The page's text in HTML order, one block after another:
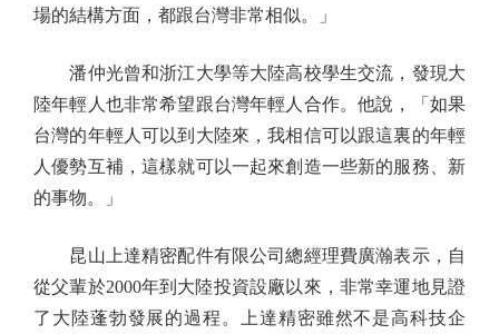
場的結構方面，都跟台灣非常相似。」
潘仲光曾和浙江大學等大陸高校學生交流，發現大
陸年輕人也非常希望跟台灣年輕人合作。他說，「如果
台灣的年輕人可以到大陸來，我相信可以跟這裏的年輕
人優勢互補，這樣就可以一起來創造一些新的服務、新
的事物。」
昆山上達精密配件有限公司總經理費廣瀚表示，自
從父輩於2000年到大陸投資設廠以來，非常幸運地見證
了大陸蓬勃發展的過程。上達精密雖然不是高科技企